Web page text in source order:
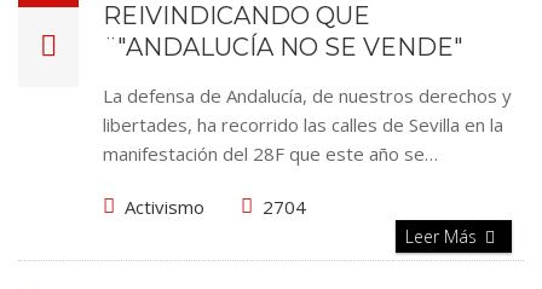
REIVINDICANDO QUE
¨"ANDALUCÍA NO SE VENDE"
La defensa de Andalucía, de nuestros derechos y
libertades, ha recorrido las calles de Sevilla en la
manifestación del 28F que este año se…
Activismo 2704
Leer Más